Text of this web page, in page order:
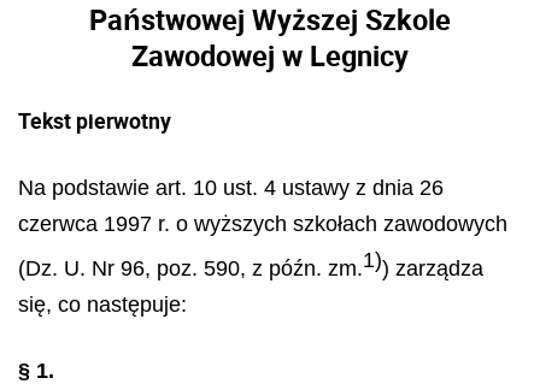
Państwowej Wyższej Szkole
Zawodowej w Legnicy
Tekst pierwotny
Na podstawie art. 10 ust. 4 ustawy z dnia 26
czerwca 1997 r. o wyższych szkołach zawodowych
(Dz. U. Nr 96, poz. 590, z późn. zm.1)) zarządza
się, co następuje:
§ 1.